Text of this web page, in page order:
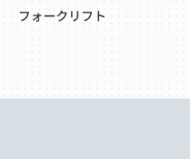
フォークリフト